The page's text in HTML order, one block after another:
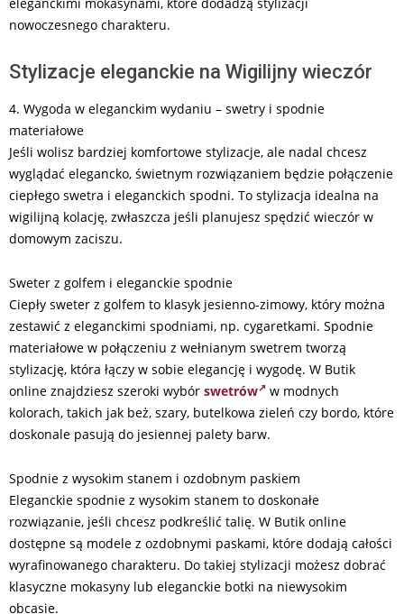
nowoczesnego charakteru.
Stylizacje eleganckie na Wigilijny wieczór
4. Wygoda w eleganckim wydaniu – swetry i spodnie
materiałowe
Jeśli wolisz bardziej komfortowe stylizacje, ale nadal chcesz
wyglądać elegancko, świetnym rozwiązaniem będzie połączenie
ciepłego swetra i eleganckich spodni. To stylizacja idealna na
wigilijną kolację, zwłaszcza jeśli planujesz spędzić wieczór w
domowym zaciszu.
Sweter z golfem i eleganckie spodnie
Ciepły sweter z golfem to klasyk jesienno-zimowy, który można
zestawić z eleganckimi spodniami, np. cygaretkami. Spodnie
materiałowe w połączeniu z wełnianym swetrem tworzą
stylizację, która łączy w sobie elegancję i wygodę. W Butik
online znajdziesz szeroki wybór swetrów
w modnych
kolorach, takich jak beż, szary, butelkowa zieleń czy bordo, które
doskonale pasują do jesiennej palety barw.
Spodnie z wysokim stanem i ozdobnym paskiem
Eleganckie spodnie z wysokim stanem to doskonałe
rozwiązanie, jeśli chcesz podkreślić talię. W Butik online
dostępne są modele z ozdobnymi paskami, które dodają całości
wyrafinowanego charakteru. Do takiej stylizacji możesz dobrać
klasyczne mokasyny lub eleganckie botki na niewysokim
obcasie.